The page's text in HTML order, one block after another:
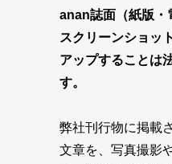
anan誌面（紙版・
スクリーンショッ
アップすることは
す。
弊社刊行物に掲載
文章を、写真撮影